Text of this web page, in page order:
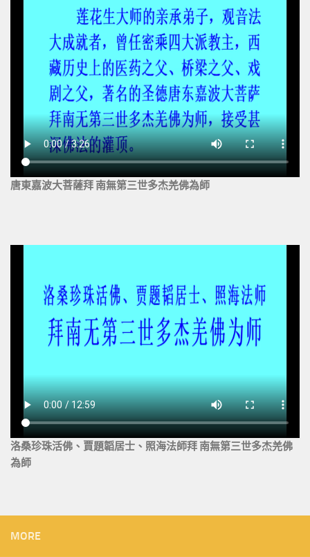
唐東嘉波大菩薩拜 南無第三世多杰羌佛為師
洛桑珍珠活佛、賈題韜居士、照海法師拜 南無第三世多杰羌佛
為師
MORE